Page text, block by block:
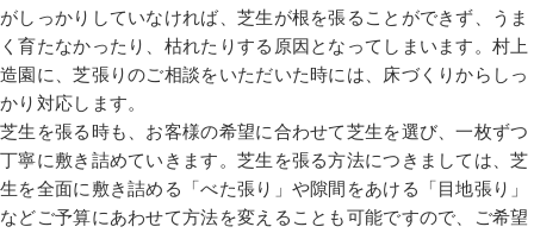
がしっかりしていなければ、芝生が根を張ることができず、うま
く育たなかったり、枯れたりする原因となってしまいます。村上
造園に、芝張りのご相談をいただいた時には、床づくりからしっ
かり対応します。
芝生を張る時も、お客様の希望に合わせて芝生を選び、一枚ずつ
丁寧に敷き詰めていきます。芝生を張る方法につきましては、芝
生を全面に敷き詰める「べた張り」や隙間をあける「目地張り」
などご予算にあわせて方法を変えることも可能ですので、ご希望